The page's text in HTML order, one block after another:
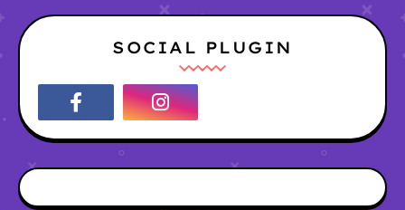
SOCIAL PLUGIN